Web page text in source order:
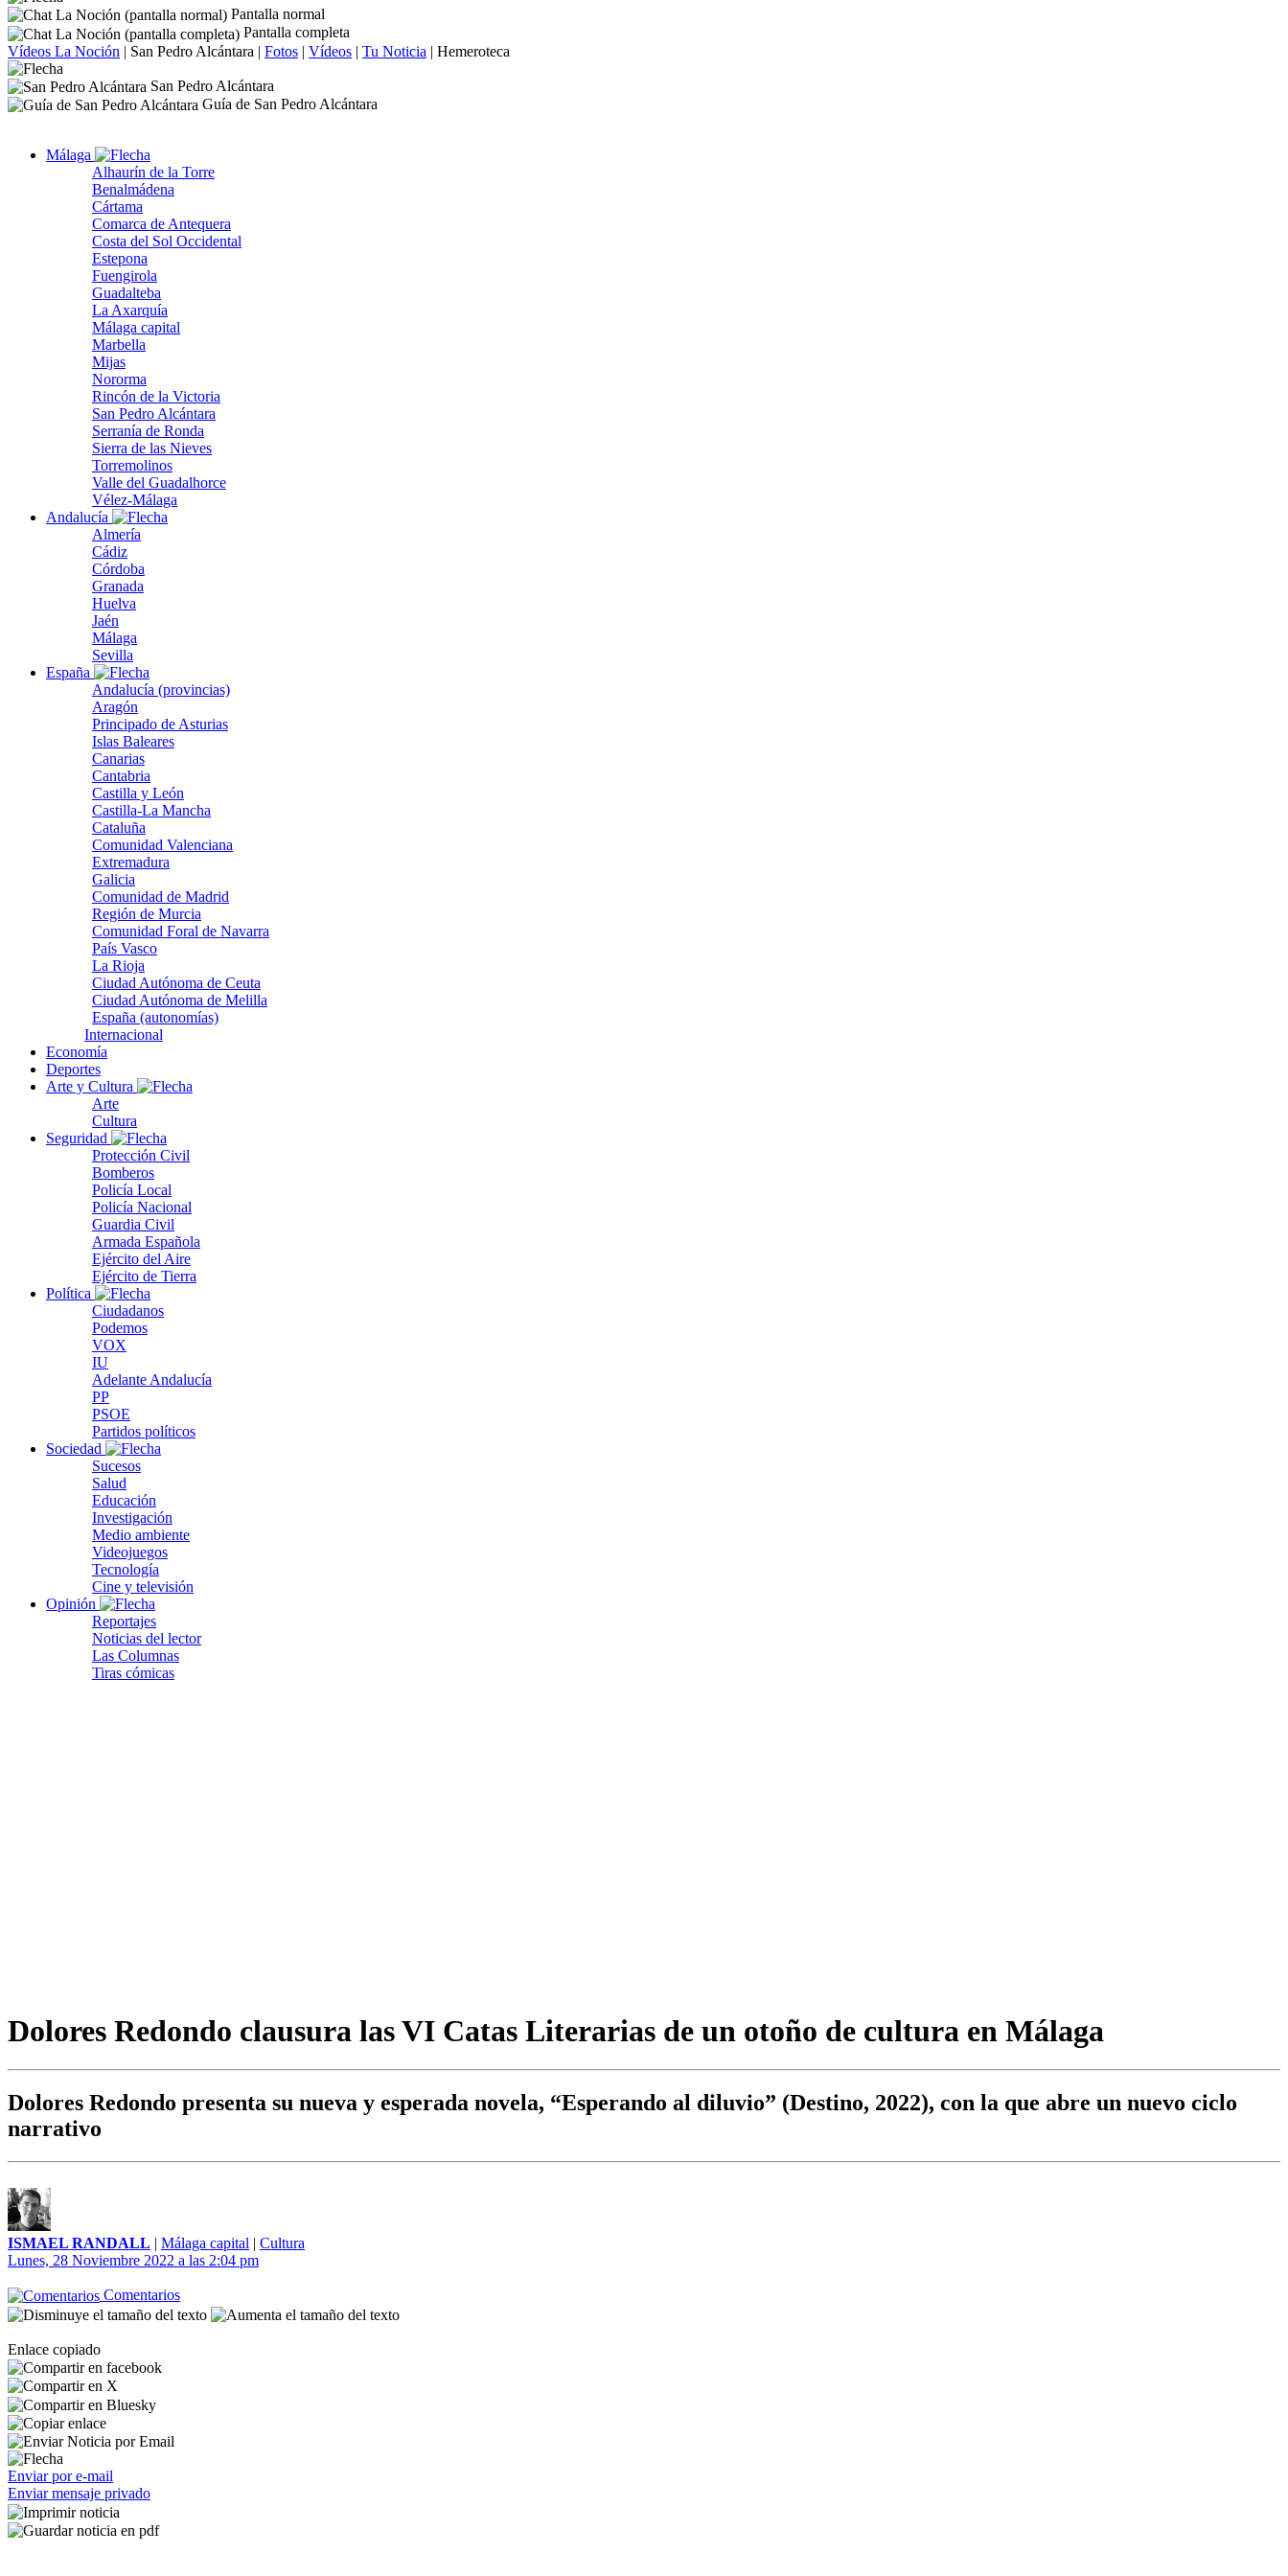
Pantalla normal
Pantalla completa
Vídeos La Noción | San Pedro Alcántara | Fotos | Vídeos | Tu Noticia | Hemeroteca
San Pedro Alcántara
Guía de San Pedro Alcántara
Málaga
Alhaurín de la Torre
Benalmádena
Cártama
Comarca de Antequera
Costa del Sol Occidental
Estepona
Fuengirola
Guadalteba
La Axarquía
Málaga capital
Marbella
Mijas
Nororma
Rincón de la Victoria
San Pedro Alcántara
Serranía de Ronda
Sierra de las Nieves
Torremolinos
Valle del Guadalhorce
Vélez-Málaga
Andalucía
Almería
Cádiz
Córdoba
Granada
Huelva
Jaén
Málaga
Sevilla
España
Andalucía (provincias)
Aragón
Principado de Asturias
Islas Baleares
Canarias
Cantabria
Castilla y León
Castilla-La Mancha
Cataluña
Comunidad Valenciana
Extremadura
Galicia
Comunidad de Madrid
Región de Murcia
Comunidad Foral de Navarra
País Vasco
La Rioja
Ciudad Autónoma de Ceuta
Ciudad Autónoma de Melilla
España (autonomías)
Internacional
Economía
Deportes
Arte y Cultura
Arte
Cultura
Seguridad
Protección Civil
Bomberos
Policía Local
Policía Nacional
Guardia Civil
Armada Española
Ejército del Aire
Ejército de Tierra
Política
Ciudadanos
Podemos
VOX
IU
Adelante Andalucía
PP
PSOE
Partidos políticos
Sociedad
Sucesos
Salud
Educación
Investigación
Medio ambiente
Videojuegos
Tecnología
Cine y televisión
Opinión
Reportajes
Noticias del lector
Las Columnas
Tiras cómicas
Dolores Redondo clausura las VI Catas Literarias de un otoño de cultura en Málaga
Dolores Redondo presenta su nueva y esperada novela, “Esperando al diluvio” (Destino, 2022), con la que abre un nuevo ciclo
narrativo
ISMAEL RANDALL | Málaga capital | Cultura
Lunes, 28 Noviembre 2022 a las 2:04 pm
Comentarios
Enlace copiado
Enviar por e-mail
Enviar mensaje privado